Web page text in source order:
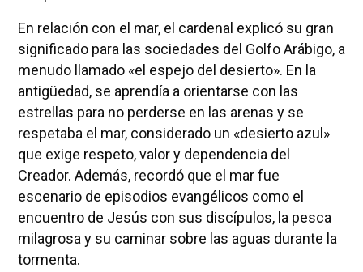
En relación con el mar, el cardenal explicó su gran
significado para las sociedades del Golfo Arábigo, a
menudo llamado «el espejo del desierto». En la
antigüedad, se aprendía a orientarse con las
estrellas para no perderse en las arenas y se
respetaba el mar, considerado un «desierto azul»
que exige respeto, valor y dependencia del
Creador. Además, recordó que el mar fue
escenario de episodios evangélicos como el
encuentro de Jesús con sus discípulos, la pesca
milagrosa y su caminar sobre las aguas durante la
tormenta.